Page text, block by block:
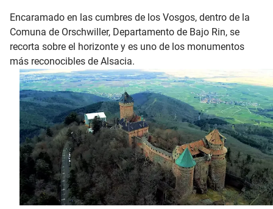
Encaramado en las cumbres de los Vosgos, dentro de la
Comuna de Orschwiller, Departamento de Bajo Rin, se
recorta sobre el horizonte y es uno de los monumentos
más reconocibles de Alsacia.